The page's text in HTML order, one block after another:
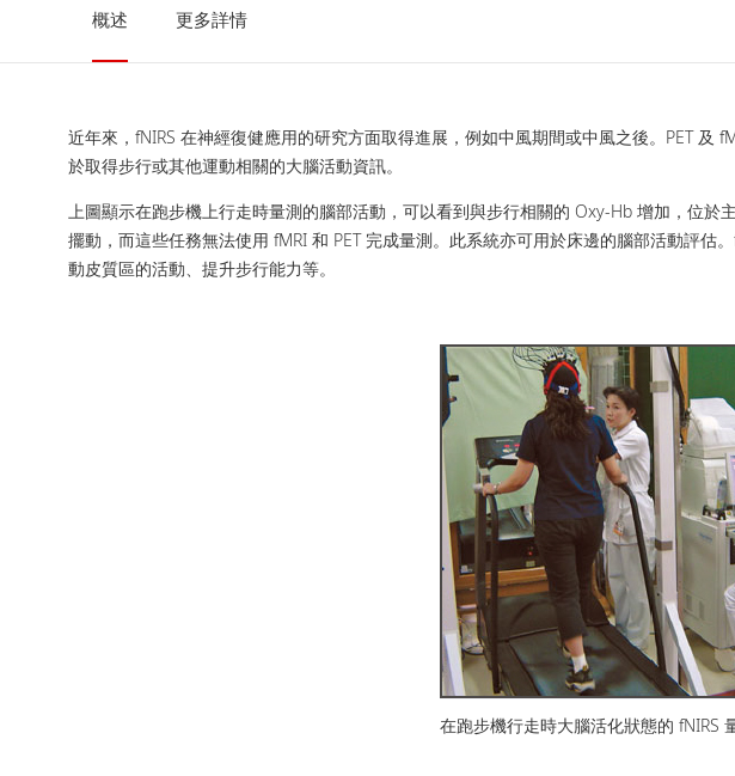
概述 更多詳情
近年來，fNIRS 在神經復健應用的研究方面取得進展，例如中風期間或中風之後。PET
於取得步行或其他運動相關的大腦活動資訊。
上圖顯示在跑步機上行走時量測的腦部活動，可以看到與步行相關的 Oxy-Hb 增加，位
擺動，而這些任務無法使用 fMRI 和 PET 完成量測。此系統亦可用於床邊的腦部活動評
動皮質區的活動、提升步行能力等。
在跑步機行走時大腦活化狀態的 fNIRS